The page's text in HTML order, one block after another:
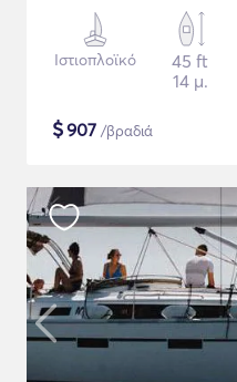
Ιστιοπλοϊκό
45 ft
14 μ.
$907 /βραδιά